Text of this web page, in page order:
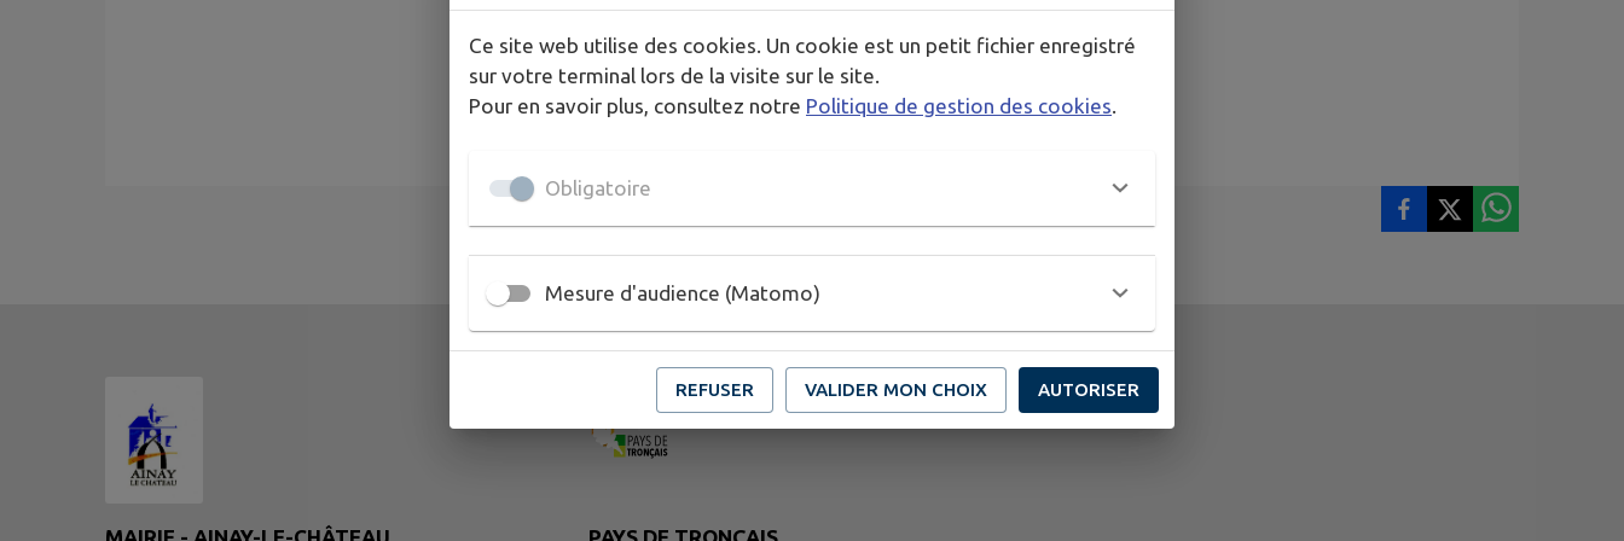
Publié par Mairie d'Ainay-le-Château (FS)
Ce site web utilise des cookies. Un cookie est un petit fichier enregistré
sur votre terminal lors de la visite sur le site.
Pour en savoir plus, consultez notre Politique de gestion des cookies
Obligatoire
Mesure d'audience (Matomo)
REFUSER VALIDER MON CHOIX AUTORISER